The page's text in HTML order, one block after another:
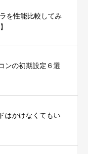
を性能比較してみ
ンの初期設定６選
はかけなくてもい